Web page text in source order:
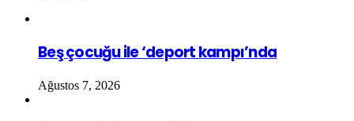
Beş çocuğu ile ‘deport kampı’nda
Ağustos 7, 2026